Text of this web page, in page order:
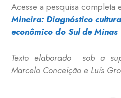
Acesse a pesquisa completa
Mineira: Diagnóstico
econômico do Sul de Minas
Texto elaborado sob a
Marcelo Conceição e Luís